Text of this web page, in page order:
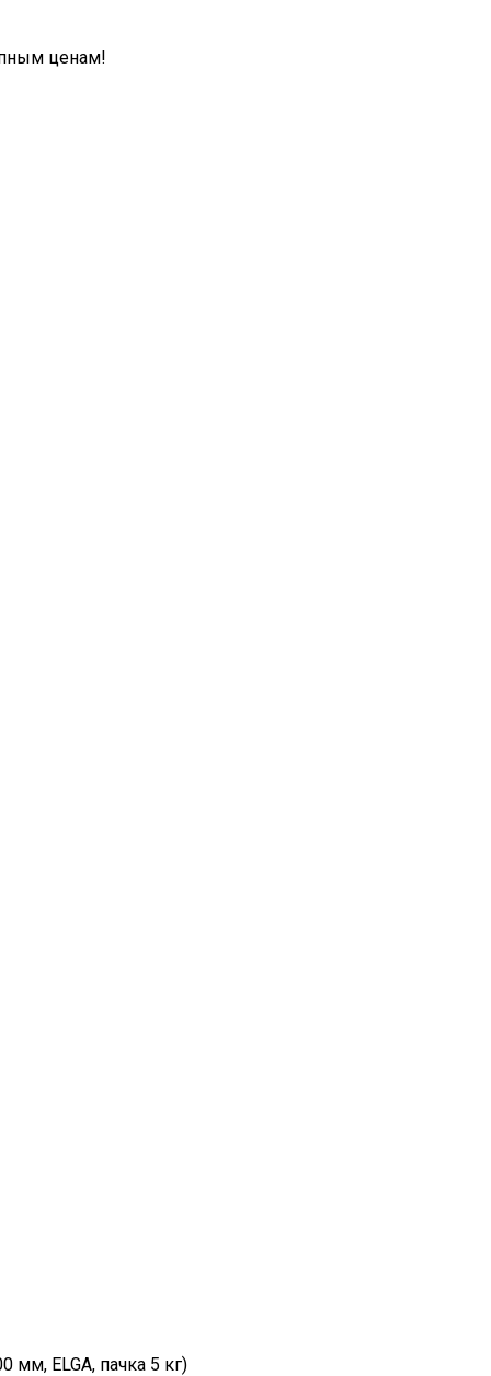
ценам!
мм, ELGA, пачка 5 кг)